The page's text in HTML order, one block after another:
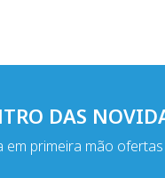
DAS
primeira mão